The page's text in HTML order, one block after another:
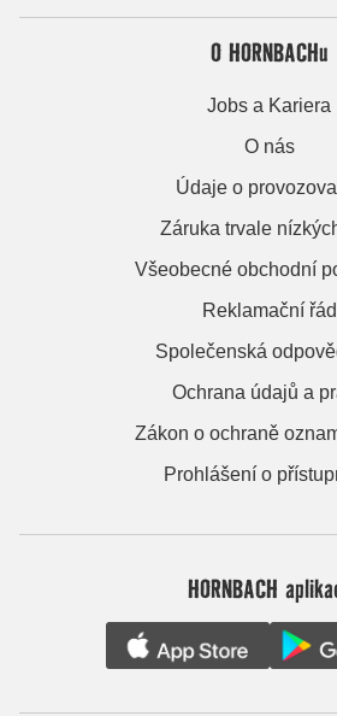
O HORNBACHu
Jobs a Kariera
O nás
Údaje o
Záruka trvale
Všeobecné obchodní
Reklamační řád
Společenská
Ochrana údajů a
Zákon o ochraně
Prohlášení o
HORNBACH